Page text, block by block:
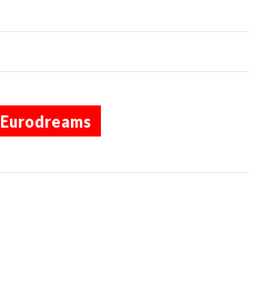
Eurodreams